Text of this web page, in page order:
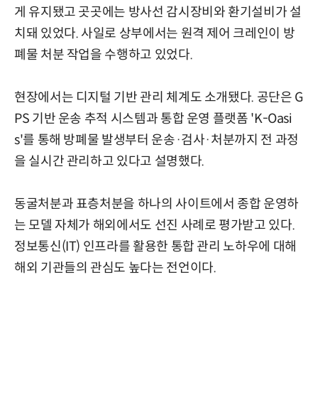
게 유지됐고 곳곳에는 방사선 감시장비와 환기설비가 설
치돼 있었다. 사일로 상부에서는 원격 제어 크레인이 방
폐물 처분 작업을 수행하고 있었다.
현장에서는 디지털 기반 관리 체계도 소개됐다. 공단은 G
PS 기반 운송 추적 시스템과 통합 운영 플랫폼 'K-Oasi
s'를 통해 방폐물 발생부터 운송·검사·처분까지 전 과정
을 실시간 관리하고 있다고 설명했다.
동굴처분과 표층처분을 하나의 사이트에서 종합 운영하
는 모델 자체가 해외에서도 선진 사례로 평가받고 있다.
정보통신(IT) 인프라를 활용한 통합 관리 노하우에 대해
해외 기관들의 관심도 높다는 전언이다.